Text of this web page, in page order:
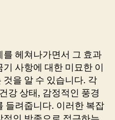
헤쳐나가면서 그 효과
사항에 대한 미묘한 이
을 알 수 있습니다. 각
강 상태, 감정적인 풍경
들려줍니다. 이러한 복잡